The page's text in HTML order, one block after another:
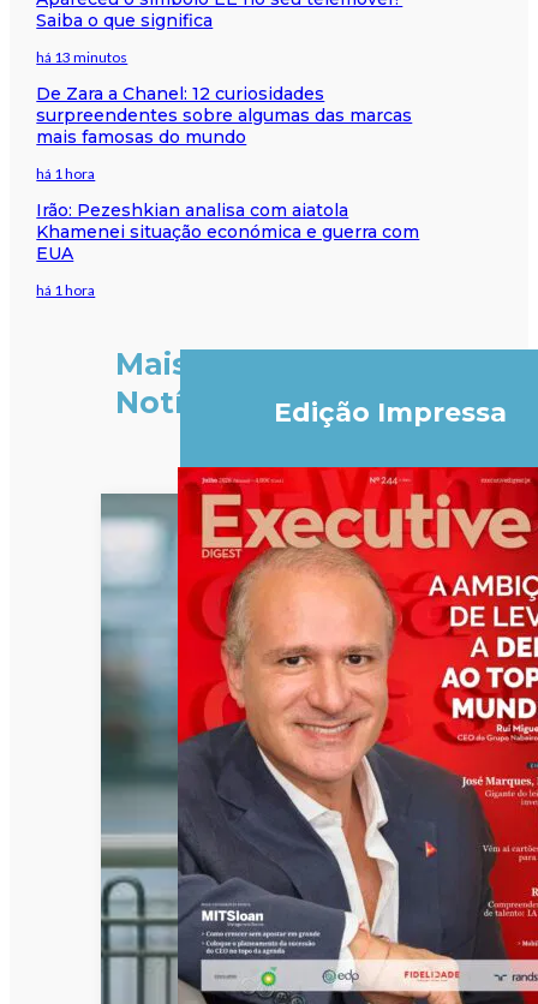
Saiba o que significa
há 13 minutos
De Zara a Chanel: 12 curiosidades
surpreendentes sobre algumas das marcas
mais famosas do mundo
há 1 hora
Irão: Pezeshkian analisa com aiatola
Khamenei situação económica e guerra com
EUA
há 1 hora
Mais
Notícias
Edição Impressa